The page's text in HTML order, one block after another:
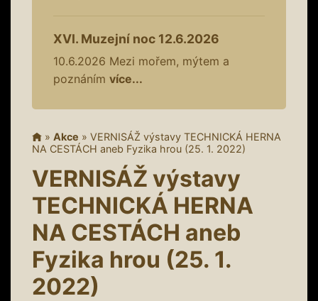
XVI. Muzejní noc 12.6.2026
10.6.2026 Mezi mořem, mýtem a
poznáním více...
» Akce » VERNISÁŽ výstavy TECHNICKÁ HERNA
NA CESTÁCH aneb Fyzika hrou (25. 1. 2022)
VERNISÁŽ výstavy
TECHNICKÁ HERNA
NA CESTÁCH aneb
Fyzika hrou (25. 1.
2022)